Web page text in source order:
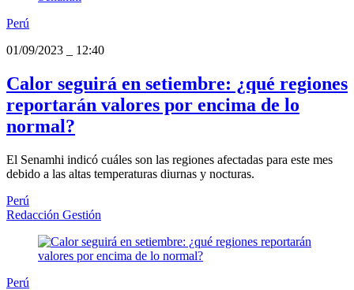
Perú
01/09/2023
12:40
Calor seguirá en setiembre: ¿qué regiones
reportarán valores por encima de lo
normal?
El Senamhi indicó cuáles son las regiones afectadas para este mes
debido a las altas temperaturas diurnas y nocturas.
Perú
Redacción Gestión
Perú